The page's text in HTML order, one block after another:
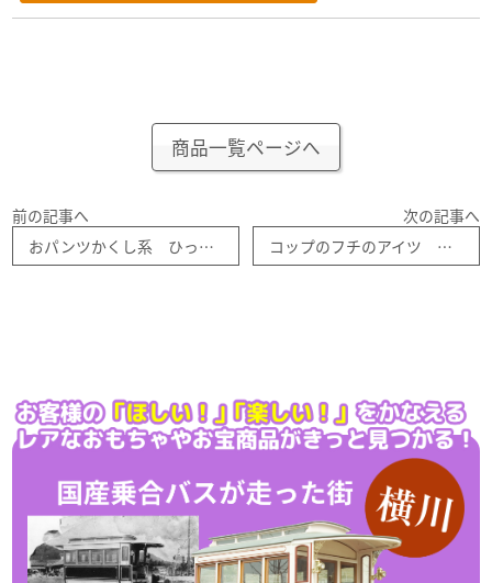
商品一覧ページへ
前の記事へ
おパンツかくし系 ひっかけフィギュア 全５種セット ガシャポン
次の記事へ
コップのフチのアイツ オレがアイツで アイツがオレで・・・？ 全７種コンプリトセット ガシャポン